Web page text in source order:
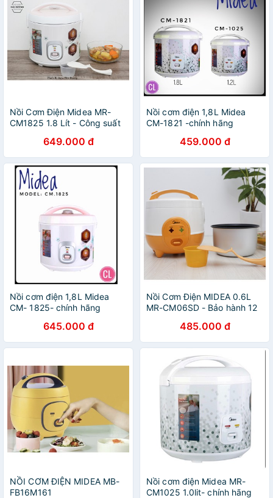
Nồi Cơm Điện Midea MR-
CM1825 1.8 Lít - Công suất
viên - Bảo hành 1 năm
649.000 đ
Nồi cơm điện 1,8L Midea
CM-1821 -chính hãng
459.000 đ
Nồi cơm điện 1,8L Midea
CM- 1825- chính hãng
645.000 đ
Nồi Cơm Điện MIDEA 0.6L
MR-CM06SD - Bảo hành 12
485.000 đ
NỒI CƠM ĐIỆN MIDEA MB-
FB16M161
Nồi cơm điện Midea MR-
CM1025 1.0lit- chính hãng